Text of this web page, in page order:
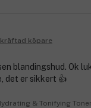
köpare
blandingshud. Ok
det er sikkert 👍
& Tonifying